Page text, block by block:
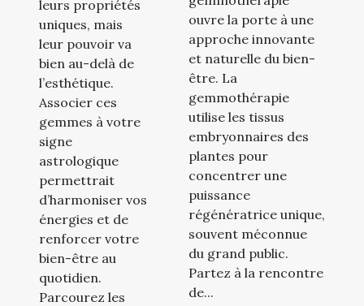
leurs propriétés
uniques, mais
leur pouvoir va
bien au-delà de
l’esthétique.
Associer ces
gemmes à votre
signe
astrologique
permettrait
d’harmoniser vos
énergies et de
renforcer votre
bien-être au
quotidien.
Parcourez les
ouvre la porte à une
approche innovante
et naturelle du bien-
être. La
gemmothérapie
utilise les tissus
embryonnaires des
plantes pour
concentrer une
puissance
régénératrice unique,
souvent méconnue
du grand public.
Partez à la rencontre
de...